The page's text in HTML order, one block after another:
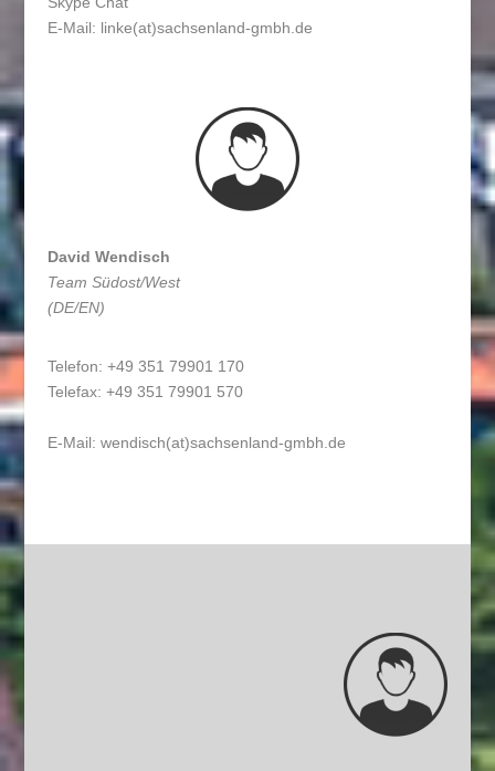
E-Mail: linke(at)sachsenland-gmbh.de
David Wendisch
Team Südost/West
(DE/EN)
Telefon: +49 351 79901 170
Telefax: +49 351 79901 570
E-Mail: wendisch(at)sachsenland-gmbh.de